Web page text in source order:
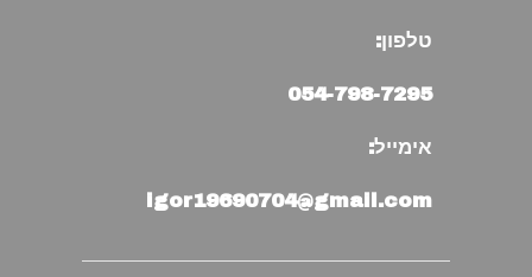
טלפון:
054-798-7295
אימייל:
igor19690704@gmail.com